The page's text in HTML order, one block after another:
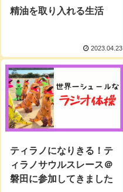
精油を取り入れる生活
2023.04.23
ティラノになりきる！テ
ィラノサウルスレース＠
磐田に参加してきました